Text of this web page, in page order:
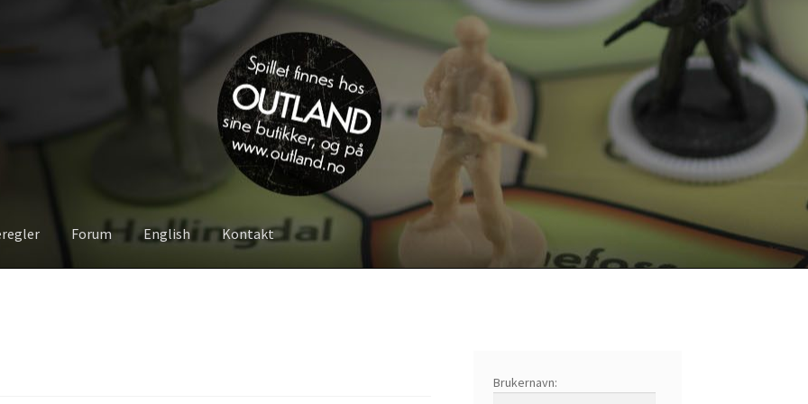
Forum English Kontakt
Brukernavn: